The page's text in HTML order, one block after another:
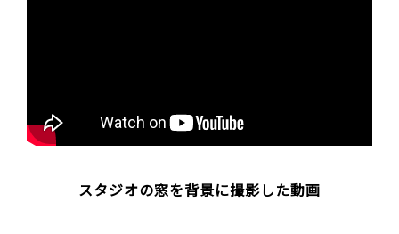
スタジオの窓を背景に撮影した動画